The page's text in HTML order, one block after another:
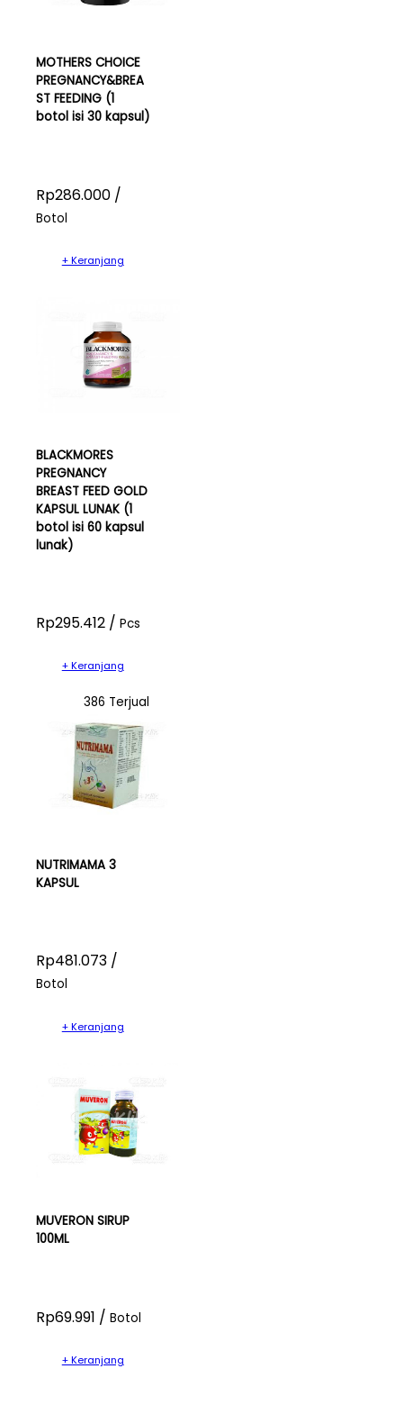
MOTHERS CHOICE
PREGNANCY&BREA
ST FEEDING (1
botol isi 30 kapsul)
Rp286.000 /
Botol
+ Keranjang
BLACKMORES
PREGNANCY
BREAST FEED GOLD
KAPSUL LUNAK (1
botol isi 60 kapsul
lunak)
Rp295.412 / Pcs
+ Keranjang
386 Terjual
NUTRIMAMA 3
KAPSUL
Rp481.073 /
Botol
+ Keranjang
MUVERON SIRUP
100ML
Rp69.991 / Botol
+ Keranjang